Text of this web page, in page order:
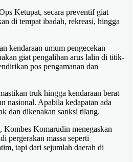
Ketupat, secara preventif giat
di tempat ibadah, rekreasi, hingga
kendaraan umum pengecekan
giat pengalihan arus lalin di titik-
pos pengamanan dan
truk hingga kendaraan berat
nasional. Apabila kedapatan ada
dan dikenakan sanksi tilang.
Kombes Komarudin menegaskan
pergerakan massa seperti
tapi dari sejumlah daerah di